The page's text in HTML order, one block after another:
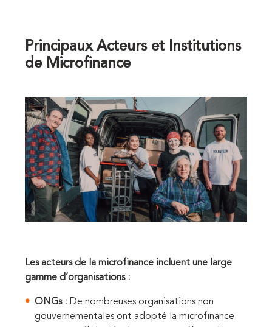
Principaux Acteurs et Institutions
de Microfinance
Les acteurs de la microfinance incluent une large
gamme d’organisations :
ONGs : De nombreuses organisations non
gouvernementales ont adopté la microfinance